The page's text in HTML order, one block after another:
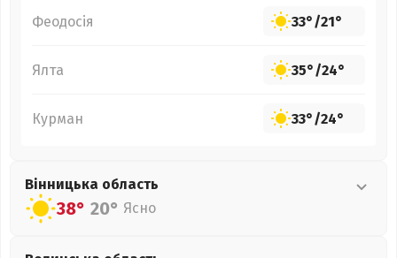
Феодосія 33°/21°
Ялта 35°/24°
Курман 33°/24°
Вінницька область
38° 20° Ясно